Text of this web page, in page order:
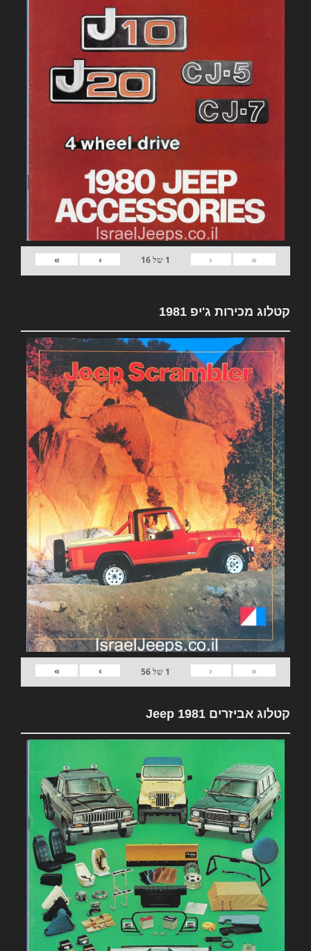
«
‹
1 של16
›
»
קטלוג מכירות ג'יפ 1981
«
‹
1 של56
›
»
קטלוג אביזרים 1981 Jeep